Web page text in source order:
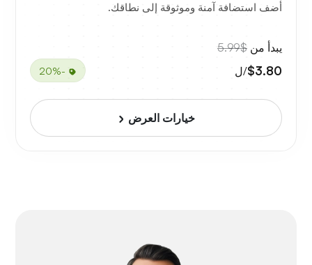
أضف استضافة آمنة وموثوقة إلى نطاقك.
يبدأ من $5.99
$3.80/ل -20%
خيارات العرض